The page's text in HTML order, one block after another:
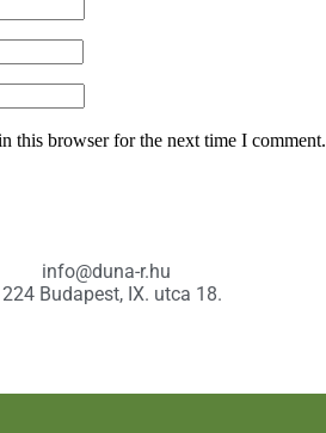
this browser for the next time I comment.
info@duna-r.hu
Budapest, IX. utca 18.